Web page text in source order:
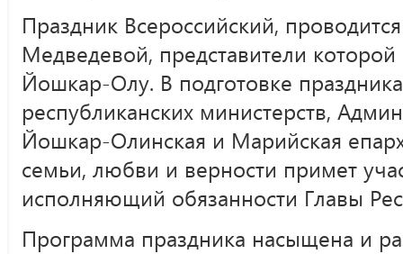
Праздник Всероссийский,
Медведевой, представители
Йошкар-Олу. В подготовке
республиканских министерств,
Йошкар-Олинская и Марийская
семьи, любви и верности примет
исполняющий обязанности Главы
Программа праздника насыщена и